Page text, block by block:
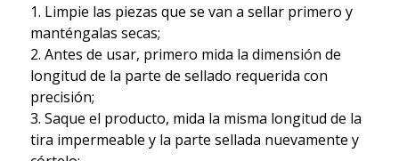
1. Limpie las piezas que se van a sellar primero y
manténgalas secas;
2. Antes de usar, primero mida la dimensión de
longitud de la parte de sellado requerida con
precisión;
3. Saque el producto, mida la misma longitud de la
tira impermeable y la parte sellada nuevamente y